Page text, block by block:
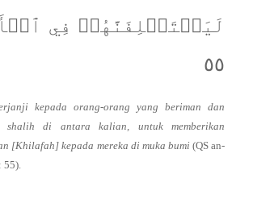
لَيَسۡتَخۡلِفَنَّهُمۡ فِي
٥٥
kepada orang-orang yang beriman dan
shalih di antara kalian, untuk memberikan
[Khilafah] kepada mereka di muka bumi (QS an-